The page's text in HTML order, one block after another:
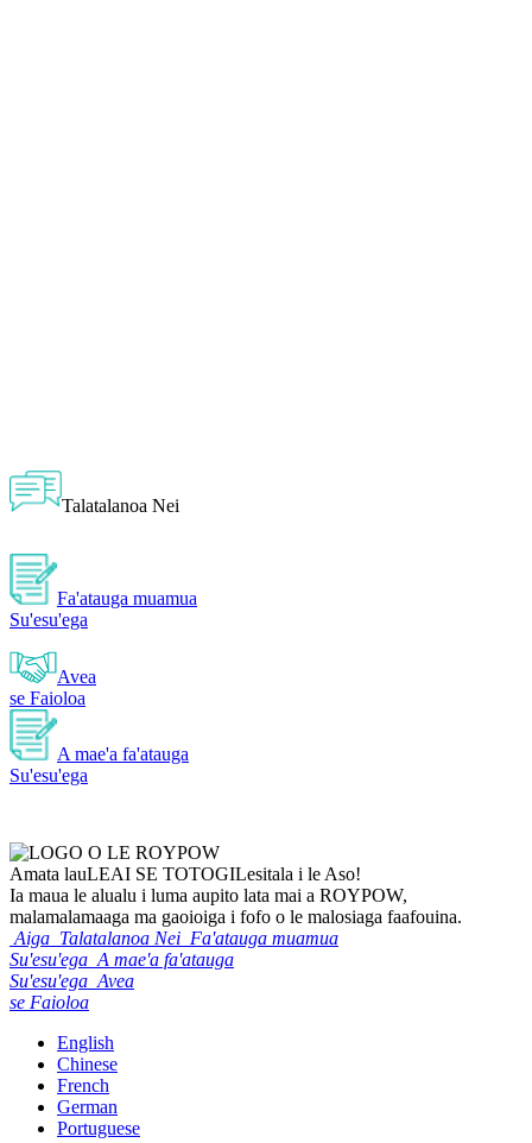
Talatalanoa Nei
Fa'atauga muamua
Su'esu'ega
Avea
se Faioloa
A mae'a fa'atauga
Su'esu'ega
Amata lauLEAI SE TOTOGILesitala i le Aso!
Ia maua le alualu i luma aupito lata mai a ROYPOW,
malamalamaaga ma gaoioiga i fofo o le malosiaga faafouina.
Aiga Talatalanoa Nei Fa'atauga muamua
Su'esu'ega A mae'a fa'atauga
Su'esu'ega Avea
se Faioloa
English
Chinese
French
German
Portuguese